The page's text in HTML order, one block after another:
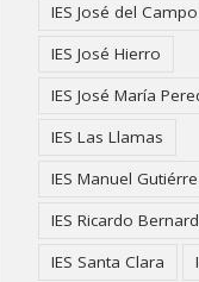
IES José del Campo
IES José Hierro
IES José María
IES Las Llamas
IES Manuel
IES Ricardo
IES Santa Clara